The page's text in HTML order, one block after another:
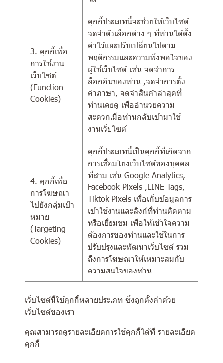
3. คุกกี้เพื่อ
การใช้งาน
เว็บไซต์
(Function
Cookies)
คุกกี้ประเภทนี้จะช่วยให้เว็บไซต์
จดจำตัวเลือกต่าง ๆ ที่ท่านได้ตั้ง
ค่าไว้และปรับเปลี่ยนไปตาม
พฤติกรรมและความพึงพอใจของ
ผู้ใช้เว็บไซต์ เช่น จดจำการ
ล็อกอินของท่าน ,จดจำการตั้ง
ค่าภาษา, จดจำสินค้าล่าสุดที่
ท่านเคยดู เพื่ออำนวยความ
สะดวกเมื่อท่านกลับเข้ามาใช้
งานเว็บไซต์
4. คุกกี้เพื่อ
การโฆษณา
ไปยังกลุ่มเป้า
หมาย
(Targeting
Cookies)
คุกกี้ประเภทนี้เป็นคุกกี้ที่เกิดจาก
การเชื่อมโยงเว็บไซต์ของบุคคล
ที่สาม เช่น Google Analytics,
Facebook Pixels ,LINE Tags,
Tiktok Pixels เพื่อเก็บข้อมูลการ
เข้าใช้งานและลิงก์ที่ท่านติดตาม
หรือเยี่ยมชม เพื่อให้เข้าใจความ
ต้องการของท่านและใช้ในการ
ปรับปรุงและพัฒนาเว็บไซต์ รวม
ถึงการโฆษณาให้เหมาะสมกับ
ความสนใจของท่าน
เว็บไซต์นี้ใช้คุกกี้หลายประเภท ซึ่งถูกตั้งค่าด้วย
เว็บไซต์ของเรา
คุณสามารถดูรายละเอียดการใช้คุกกี้ได้ที่ รายละเอียด
คุกกี้